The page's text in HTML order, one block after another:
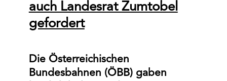
auch Landesrat Zumtobel
gefordert
Die Österreichischen
Bundesbahnen (ÖBB) gaben